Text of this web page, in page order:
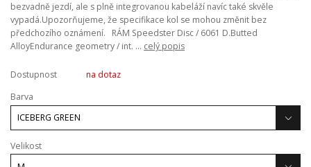
bezvadně jezdí, ale s plně integrovanou kabeláží navíc také skvěle
vypadá.Upozorňujeme, že specifikace kol se mohou změnit bez
předchozího oznámení. RÁM Speedster Disc / 6061 D.Butted
AlloyEndurance geometry / int. ... celý popis
Dostupnost
na dotaz
Barva
Velikost